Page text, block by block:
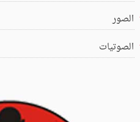
الصور
الصوتيات